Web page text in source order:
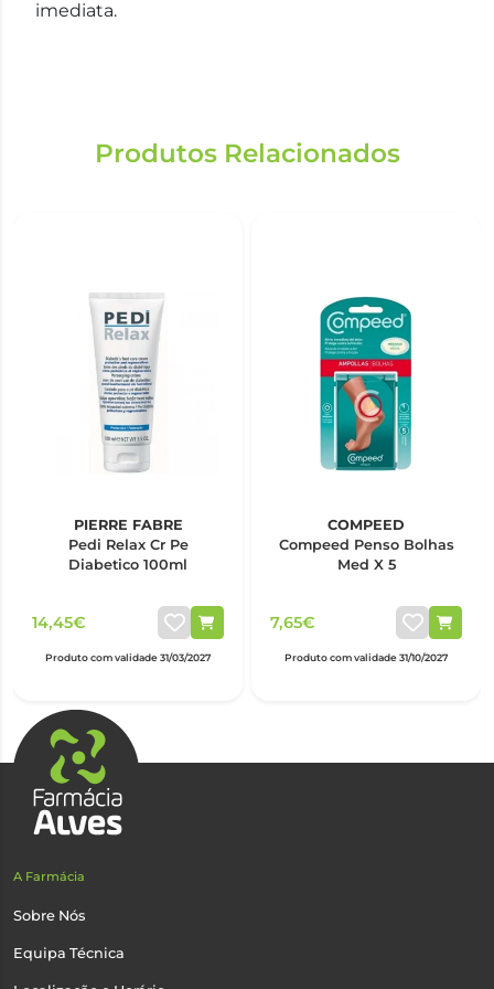
imediata.
Produtos Relacionados
PIERRE FABRE
Pedi Relax Cr Pe
Diabetico 100ml
14,45€
Produto com validade 31/03/2027
COMPEED
Compeed Penso Bolhas
Med X 5
7,65€
Produto com validade 31/10/2027
A Farmácia
Sobre Nós
Equipa Técnica